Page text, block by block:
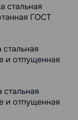
стальная
ГОСТ
и отпущенная
и отпущенная